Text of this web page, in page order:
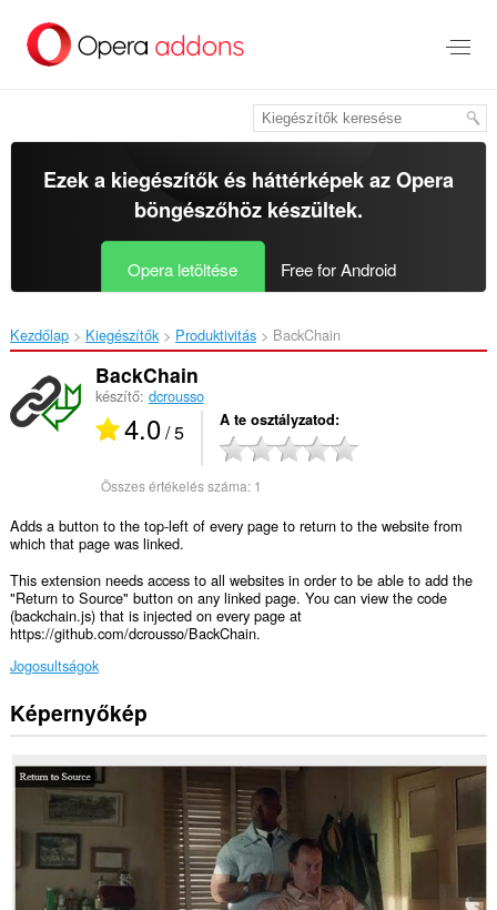
Ezek a kiegészítők és háttérképek azOpera
böngészőhözkészültek.
Opera letöltése Free for Android
Kezdőlap Kiegészítők Produktivitás BackChain‎
BackChain
készítő: dcrousso
4.0/ 5 A te osztályzatod
Összes értékelés száma: 1
Adds a button to the top-left of every page to return to the website from
which that page was linked.
This extension needs access to all websites in order to be able to add the
"Return to Source" button on any linked page. You can view the code
(backchain.js) that is injected on every page at
https://github.com/dcrousso/BackChain.
Jogosultságok
Ez
a
hozzáfér
a
lapokhoz
böngészési
tevékenységhez.
Képernyőkép